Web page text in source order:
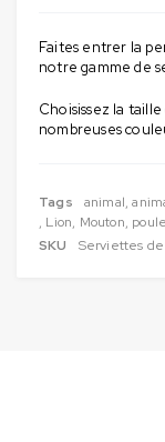
Faites entrer la
notre gamme de
Choisissez la
nombreuses
Tags animal,
, Lion, Mouton, poule
SKU
Serviettes